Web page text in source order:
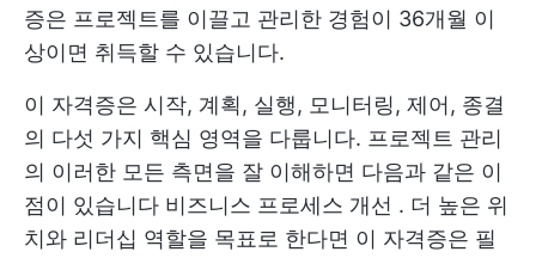
증은 프로젝트를 이끌고 관리한 경험이 36개월 이
상이면 취득할 수 있습니다.
이 자격증은 시작, 계획, 실행, 모니터링, 제어, 종결
의 다섯 가지 핵심 영역을 다룹니다. 프로젝트 관리
의 이러한 모든 측면을 잘 이해하면 다음과 같은 이
점이 있습니다 비즈니스 프로세스 개선 . 더 높은 위
치와 리더십 역할을 목표로 한다면 이 자격증은 필